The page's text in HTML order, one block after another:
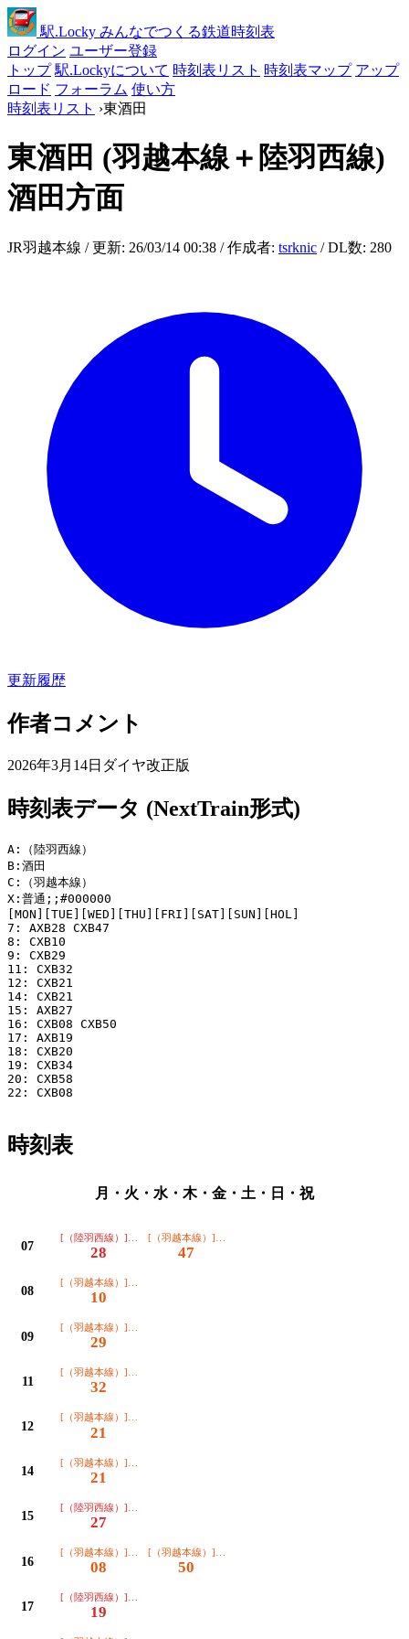
駅.Locky みんなでつくる鉄道時刻表
ログイン ユーザー登録
トップ 駅.Lockyについて 時刻表リスト 時刻表マップ アップ
ロード フォーラム 使い方
時刻表リスト ›東酒田
東酒田 (羽越本線＋陸羽西線)
酒田方面
JR羽越本線 / 更新: 26/03/14 00:38 / 作成者: tsrknic / DL数: 280
更新履歴
作者コメント
2026年3月14日ダイヤ改正版
時刻表データ (NextTrain形式)
A:（陸羽西線）
B:酒田
C:（羽越本線）
X:普通;;#000000
[MON][TUE][WED][THU][FRI][SAT][SUN][HOL]
7: AXB28 CXB47
8: CXB10
9: CXB29
11: CXB32
12: CXB21
14: CXB21
15: AXB27
16: CXB08 CXB50
17: AXB19
18: CXB20
19: CXB34
20: CXB58
22: CXB08
時刻表
月・火・水・木・金・土・日・祝
07
[（陸羽西線）]普通酒田
28
[（羽越本線）]普通酒田
47
08
[（羽越本線）]普通酒田
10
09
[（羽越本線）]普通酒田
29
11
[（羽越本線）]普通酒田
32
12
[（羽越本線）]普通酒田
21
14
[（羽越本線）]普通酒田
21
15
[（陸羽西線）]普通酒田
27
16
[（羽越本線）]普通酒田
08
[（羽越本線）]普通酒田
50
17
[（陸羽西線）]普通酒田
19